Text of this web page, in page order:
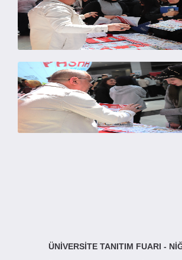
ÜNİVERSİTE TANITIM FUARI -